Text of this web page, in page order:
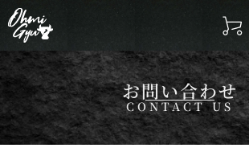
お問い合わせ
CONTACT US